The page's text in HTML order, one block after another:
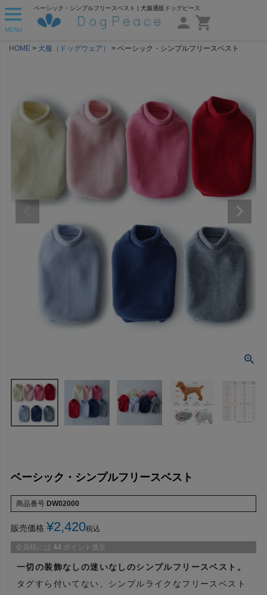
MENU
ベーシック・シンプルフリースベスト | 犬服通販ドッグピース
HOME 犬服（ドッグウェア） ベーシック・シンプルフリースベスト
ベーシック・シンプルフリースベスト
商品番号 DW02000
販売価格 ¥2,420税込
会員様には 44 ポイント進呈
一切の装飾なしの迷いなしのシンプルフリースベスト。
タグすら付いてない、シンプルライクなフリースベスト